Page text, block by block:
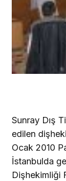
Sunray Dış
edilen
Ocak 2010
İstanbulda
Dişhekimliği